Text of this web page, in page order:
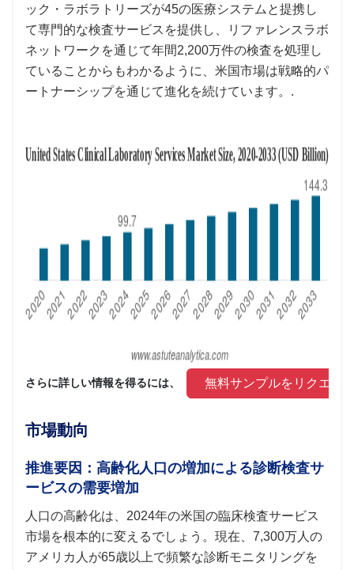
ック・ラボラトリーズが45の医療システムと提携し
て専門的な検査サービスを提供し、リファレンスラボ
ネットワークを通じて年間2,200万件の検査を処理し
ていることからもわかるように、米国市場は戦略的パ
ートナーシップを通じて進化を続けています。.
さらに詳しい情報を得るには、 無料サンプルをリクエス
市場動向
推進要因：高齢化人口の増加による診断検査サ
ービスの需要増加
人口の高齢化は、2024年の米国の臨床検査サービス
市場を根本的に変えるでしょう。現在、7,300万人の
アメリカ人が65歳以上で頻繁な診断モニタリングを